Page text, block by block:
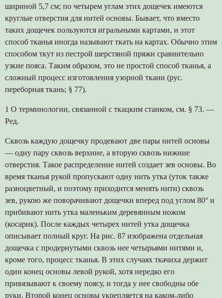
шириной 5,7 см; по четырем углам этих дощечек имеются
круглые отверстия для нитей основы. Бывает, что вместо
таких дощечек пользуются игральными картами, и этот
способ тканья иногда называют ткать на картах. Обычно этим
способом ткут из пестрой шерстяной пряжи сравнительно
узкие пояса. Таким образом, это не простой способ тканья, а
сложный процесс изготовления узорной ткани (рус.
переборная ткань; § 77).
1 О терминологии, связанной с ткацким станком, см. § 73. —
Ред.
Сквозь каждую дощечку продевают две пары нитей основы
— одну пару сквозь верхние, а вторую сквозь нижние
отверстия. Такое распределение нитей создает зев основы. Во
время тканья рукой пропускают одну нить утка (уток также
разноцветный, и поэтому приходится менять нити) сквозь
зев, рукою же поворачивают дощечки вперед под углом 80° и
прибивают нить утка маленьким деревянным ножом
(косарик). После каждых четырех нитей утка дощечка
описывает полный круг. На рис. 87 изображена отдельная
дощечка с продернутыми сквозь нее четырьями нитями и,
кроме того, процесс тканья. В этих случаях ткачиха держит
один конец основы левой рукой, хотя нередко его
привязывают к своему поясу, и тогда у нее свободны обе
руки. Второй конец основы укрепляется на каком-либо